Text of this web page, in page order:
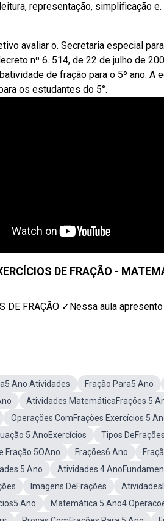
representação, simplificação
avaliar o. Secretaria especial
nº 6. 514, de 22 de julho de
de fração para o 5º ano. A
os estudantes do 5°.
DE FRAÇÃO -
DE FRAÇÃO ✓Nessa aula
Ano Atividades Fração Para5 Ano
Atividades MatemáticaFrações 5
Operações ComFrações Exercícios 5
5 AnoExercícios Tipos
Fração 5OAno Frações6 Ano
5 Ano
Atividades 4
Imagens DeFrações
Ano Matemática 5 Ano4